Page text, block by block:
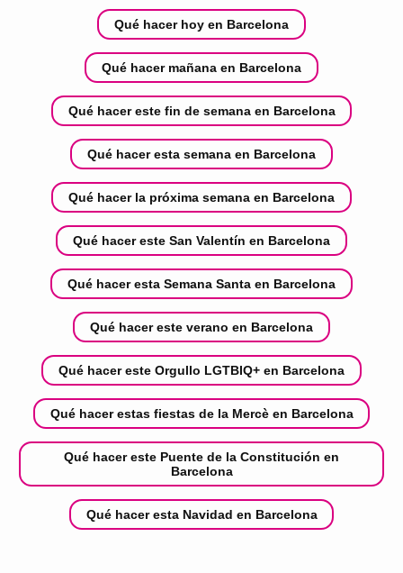
Qué hacer hoy en Barcelona
Qué hacer mañana en Barcelona
Qué hacer este fin de semana en Barcelona
Qué hacer esta semana en Barcelona
Qué hacer la próxima semana en Barcelona
Qué hacer este San Valentín en Barcelona
Qué hacer esta Semana Santa en Barcelona
Qué hacer este verano en Barcelona
Qué hacer este Orgullo LGTBIQ+ en Barcelona
Qué hacer estas fiestas de la Mercè en Barcelona
Qué hacer este Puente de la Constitución en
Barcelona
Qué hacer esta Navidad en Barcelona